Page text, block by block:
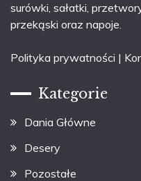
surówki, sałatki,
przekąski oraz napoje.
Polityka prywatności |
Kategorie
Dania Główne
Desery
Pozostałe